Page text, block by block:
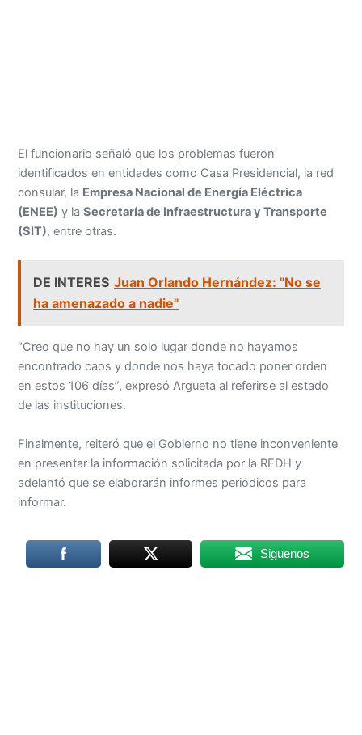
El funcionario señaló que los problemas fueron
identificados en entidades como Casa Presidencial, la red
consular, la Empresa Nacional de Energía Eléctrica
(ENEE) y laSecretaría de Infraestructura y Transporte
(SIT), entre otras.
DE INTERES Juan Orlando Hernández: "No se
ha amenazado a nadie"
“Creo que no hay un solo lugar donde no hayamos
encontrado caos y donde nos haya tocado poner orden
en estos 106 días”, expresó Argueta al referirse al estado
de las instituciones.
Finalmente, reiteró que el Gobierno no tiene inconveniente
en presentar la información solicitada por la REDH y
adelantó que se elaborarán informes periódicos para
informar.
Siguenos